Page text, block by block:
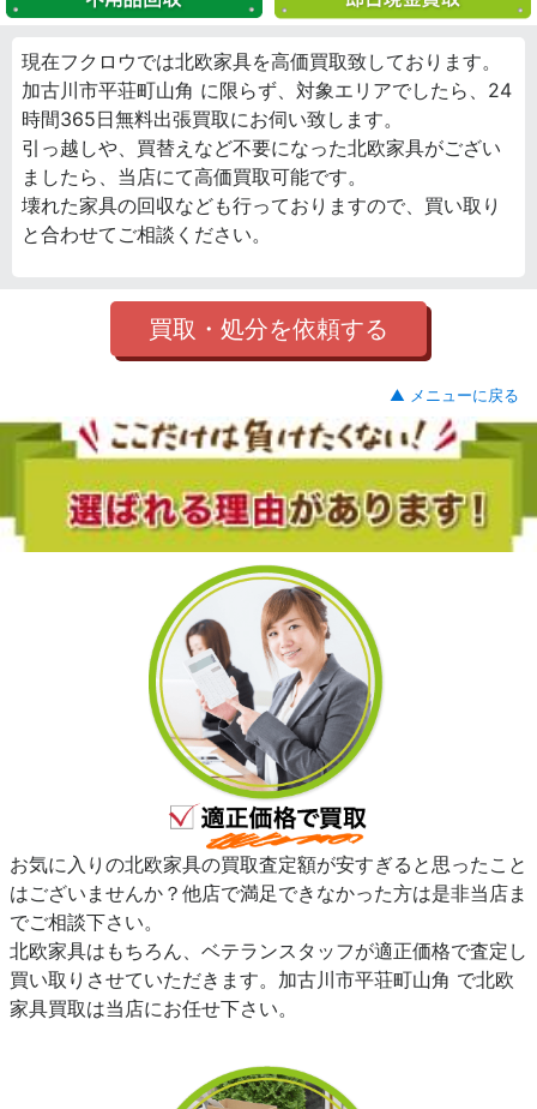
現在フクロウでは北欧家具を高価買取致しております。
加古川市平荘町山角 に限らず、対象エリアでしたら、24
時間365日無料出張買取にお伺い致します。
引っ越しや、買替えなど不要になった北欧家具がござい
ましたら、当店にて高価買取可能です。
壊れた家具の回収なども行っておりますので、買い取り
と合わせてご相談ください。
買取・処分を依頼する
▲ メニューに戻る
お気に入りの北欧家具の買取査定額が安すぎると思ったこと
はございませんか？他店で満足できなかった方は是非当店ま
でご相談下さい。
北欧家具はもちろん、ベテランスタッフが適正価格で査定し
買い取りさせていただきます。加古川市平荘町山角 で北欧
家具買取は当店にお任せ下さい。